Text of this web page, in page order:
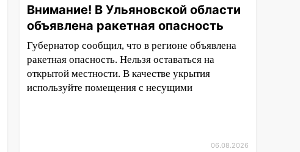
Внимание! В Ульяновской области
объявлена ракетная опасность
Губернатор сообщил, что в регионе объявлена
ракетная опасность. Нельзя оставаться на
открытой местности. В качестве укрытия
используйте помещения с несущими
06.08.2026